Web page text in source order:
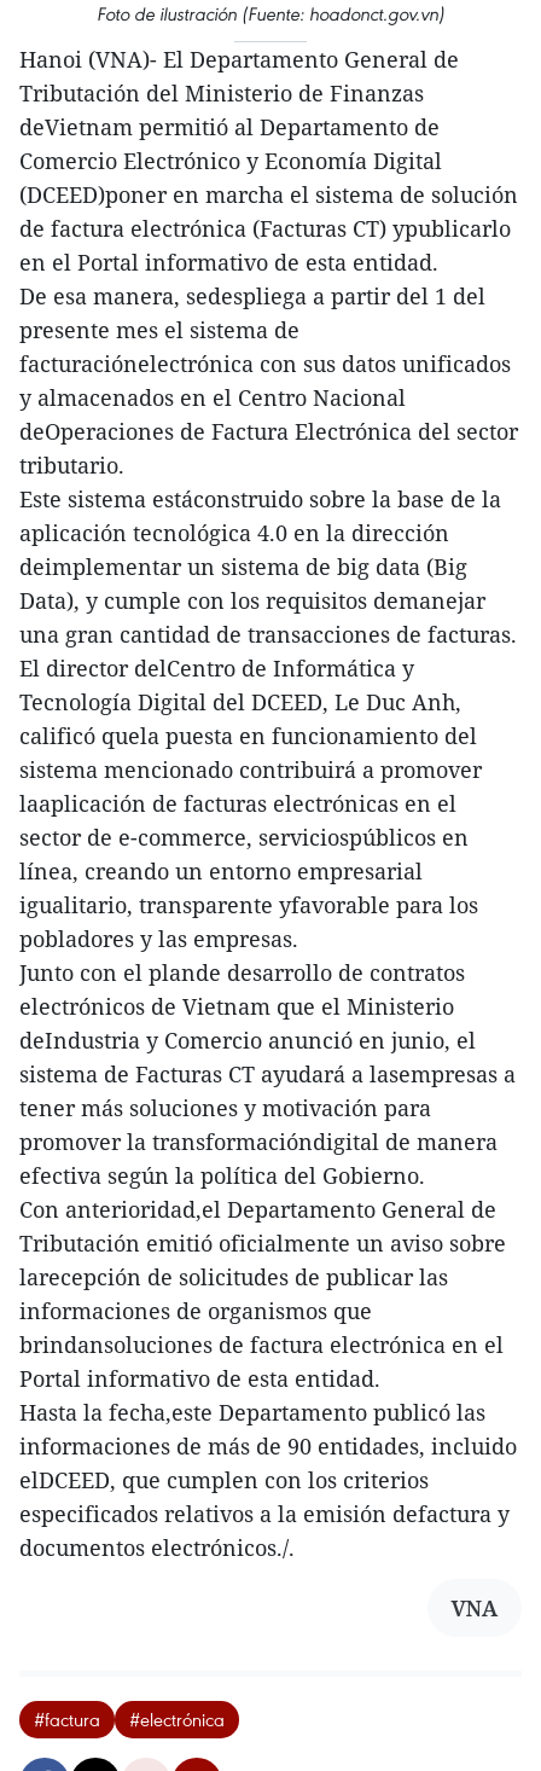
Foto de ilustración (Fuente: hoadonct.gov.vn)
Hanoi (VNA)- El Departamento General de
Tributación del Ministerio de Finanzas
deVietnam permitió al Departamento de
Comercio Electrónico y Economía Digital
(DCEED)poner en marcha el sistema de solución
de factura electrónica (Facturas CT) ypublicarlo
en el Portal informativo de esta entidad.
De esa manera, sedespliega a partir del 1 del
presente mes el sistema de
facturaciónelectrónica con sus datos unificados
y almacenados en el Centro Nacional
deOperaciones de Factura Electrónica del sector
tributario.
Este sistema estáconstruido sobre la base de la
aplicación tecnológica 4.0 en la dirección
deimplementar un sistema de big data (Big
Data), y cumple con los requisitos demanejar
una gran cantidad de transacciones de facturas.
El director delCentro de Informática y
Tecnología Digital del DCEED, Le Duc Anh,
calificó quela puesta en funcionamiento del
sistema mencionado contribuirá a promover
laaplicación de facturas electrónicas en el
sector de e-commerce, serviciospúblicos en
línea, creando un entorno empresarial
igualitario, transparente yfavorable para los
pobladores y las empresas.
Junto con el plande desarrollo de contratos
electrónicos de Vietnam que el Ministerio
deIndustria y Comercio anunció en junio, el
sistema de Facturas CT ayudará a lasempresas a
tener más soluciones y motivación para
promover la transformacióndigital de manera
efectiva según la política del Gobierno.
Con anterioridad,el Departamento General de
Tributación emitió oficialmente un aviso sobre
larecepción de solicitudes de publicar las
informaciones de organismos que
brindansoluciones de factura electrónica en el
Portal informativo de esta entidad.
Hasta la fecha,este Departamento publicó las
informaciones de más de 90 entidades, incluido
elDCEED, que cumplen con los criterios
especificados relativos a la emisión defactura y
documentos electrónicos./.
VNA
#factura #electrónica